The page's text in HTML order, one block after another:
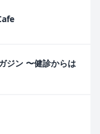
ジン 〜健診からは